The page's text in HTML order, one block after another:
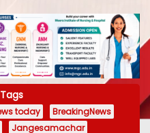
today
BreakingNews
Jangesamachar